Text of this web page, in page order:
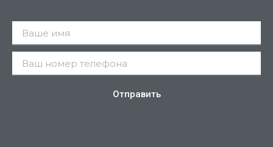
Отправить